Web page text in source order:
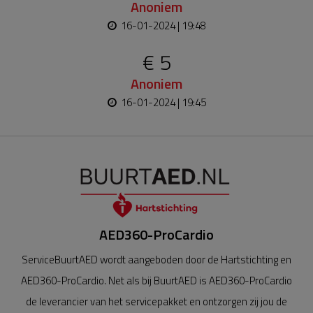
Anoniem
16-01-2024 | 19:48
€ 5
Anoniem
16-01-2024 | 19:45
AED360-ProCardio
ServiceBuurtAED wordt aangeboden door de Hartstichting en
AED360-ProCardio. Net als bij BuurtAED is AED360-ProCardio
de leverancier van het servicepakket en ontzorgen zij jou de